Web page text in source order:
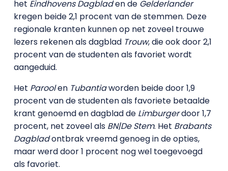
het Eindhovens Dagbladen de Gelderlander
kregen beide 2,1 procent van de stemmen. Deze
regionale kranten kunnen op net zoveel trouwe
lezers rekenen als dagblad Trouw, die ook door 2,1
procent van de studenten als favoriet wordt
aangeduid.
Het Paroolen Tubantiaworden beide door 1,9
procent van de studenten als favoriete betaalde
krant genoemd en dagblad de Limburgerdoor 1,7
procent, net zoveel als BN|De Stem. Het Brabants
Dagbladontbrak vreemd genoeg in de opties,
maar werd door 1 procent nog wel toegevoegd
als favoriet.